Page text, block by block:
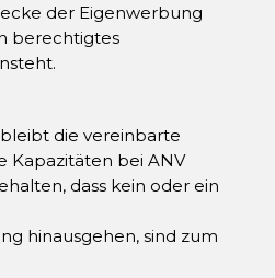
der Eigenwerbung
berechtigtes
die vereinbarte
Kapazitäten bei ANV
dass kein oder ein
hinausgehen, sind zum